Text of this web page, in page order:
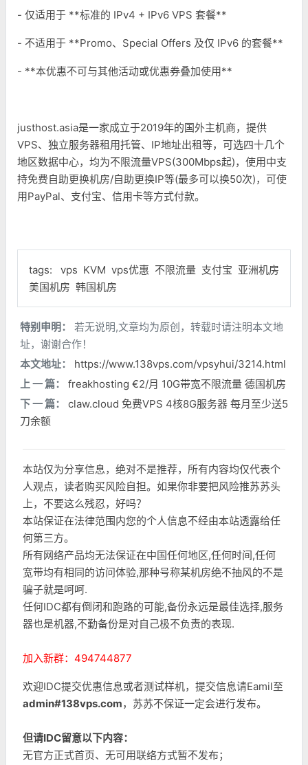
- 仅适用于 **标准的 IPv4 + IPv6 VPS 套餐**
- 不适用于 **Promo、Special Offers 及仅 IPv6 的套餐**
- **本优惠不可与其他活动或优惠券叠加使用**
justhost.asia是一家成立于2019年的国外主机商，提供
VPS、独立服务器租用托管、IP地址出租等，可选四十几个
地区数据中心，均为不限流量VPS(300Mbps起)，使用中支
持免费自助更换机房/自助更换IP等(最多可以换50次)，可使
用PayPal、支付宝、信用卡等方式付款。
tags: vps KVM vps优惠 不限流量 支付宝 亚洲机房
美国机房 韩国机房
特别申明：
若无说明,文章均为原创，转载时请注明本文地
址，谢谢合作！
本文地址：
https://www.138vps.com/vpsyhui/3214.html
上 一 篇：
freakhosting €2/月 10G带宽不限流量 德国机房
下 一 篇：
claw.cloud 免费VPS 4核8G服务器 每月至少送5
刀余额
本站仅为分享信息，绝对不是推荐，所有内容均仅代表个
人观点，读者购买风险自担。如果你非要把风险推苏苏头
上，不要这么残忍，好吗？
本站保证在法律范围内您的个人信息不经由本站透露给任
何第三方。
所有网络产品均无法保证在中国任何地区,任何时间,任何
宽带均有相同的访问体验,那种号称某机房绝不抽风的不是
骗子就是呵呵.
任何IDC都有倒闭和跑路的可能,备份永远是最佳选择,服务
器也是机器,不勤备份是对自己极不负责的表现.
加入新群：494744877
欢迎IDC提交优惠信息或者测试样机，提交信息请Eamil至
admin#138vps.com，苏苏不保证一定会进行发布。
但请IDC留意以下内容：
无官方正式首页、无可用联络方式暂不发布；